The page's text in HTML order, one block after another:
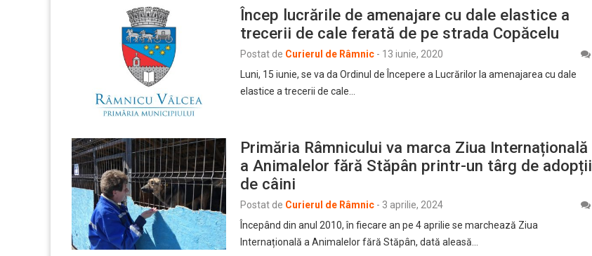
Încep lucrările de amenajare cu dale elastice a
trecerii de cale ferată de pe strada Copăcelu
Postat de Curierul de Râmnic - 13 iunie, 2020
Luni, 15 iunie, se va da Ordinul de Începere a Lucrărilor la amenajarea cu dale
elastice a trecerii de cale…
Primăria Râmnicului va marca Ziua Internațională
a Animalelor fără Stăpân printr-un târg de adopții
de câini
Postat de Curierul de Râmnic - 3 aprilie, 2024
Începând din anul 2010, în fiecare an pe 4 aprilie se marchează Ziua
Internațională a Animalelor fără Stăpân, dată aleasă…